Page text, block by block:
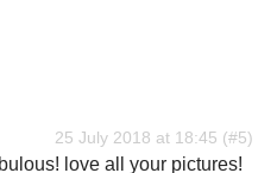
25 July 2018 at 18:45
love all your pictures!